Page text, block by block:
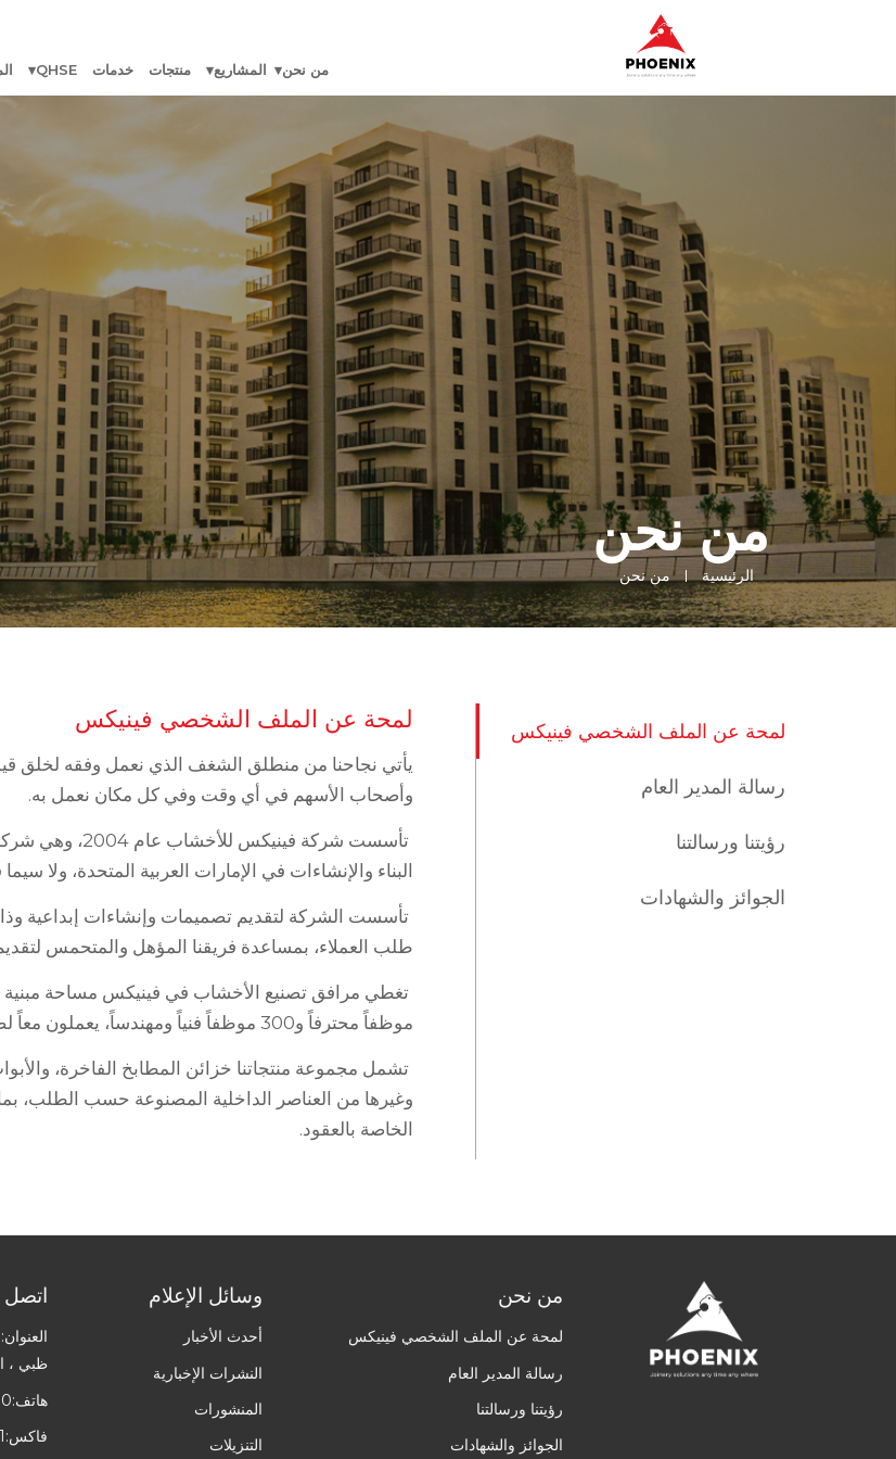
من نحن المشاريع منتجات خدمات QHSE
من نحن
الرئيسية من نحن
لمحة عن الملف الشخصي فينيكس
رسالة المدير العام
رؤيتنا ورسالتنا
الجوائز والشهادات
لمحة عن الملف الشخصي فينيكس
يأتي نجاحنا من منطلق الشغف الذي نعمل وفقه لخلق
وأصحاب الأسهم في أي وقت وفي كل مكان نعمل به.
تأسست شركة
البناء والإنشاءات في الإمارات العربية المتحدة، ولا
تأسست الشركة لتقديم تصميمات وإنشاءات إبداعية
طلب العملاء، بمساعدة فريقنا المؤهل والمتحمس
موظفاً محترفاً و300 موظفاً فنياً ومهندساً، يعملون معاً لضمان عمل عالي الجودة يتم إنتاجه وفقاً للمعايير العالمية.
تشمل مجموعة منتجاتنا خزائن المطابخ الفاخرة،
وغيرها من العناصر الداخلية المصنوعة حسب الطلب،
الخاصة بالعقود.
من نحن
لمحة عن الملف الشخصي فينيكس
رسالة المدير العام
رؤيتنا ورسالتنا
الجوائز والشهادات
وسائل الإعلام
أحدث الأخبار
النشرات الإخبارية
المنشورات
التنزيلات
اتصل
ظبي ،
هاتف:
فاكس: